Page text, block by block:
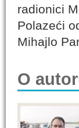
radionici
Polazeći
Mihajlo
O